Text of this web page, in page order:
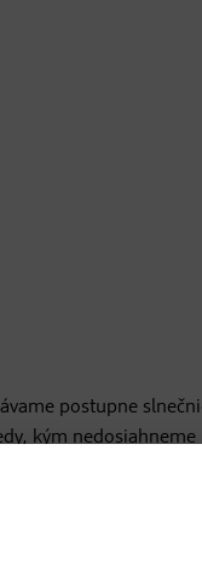
postupne
kým nedosiahneme
Aby sme si
dovtedy, kým nám